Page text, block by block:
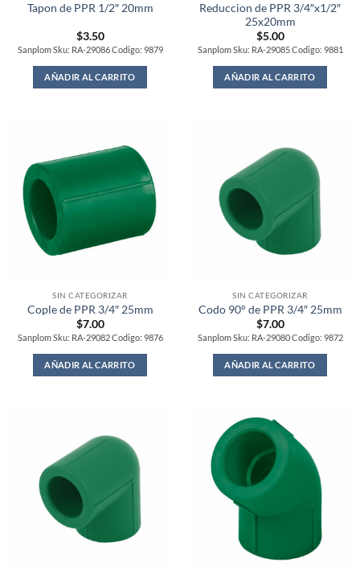
Tapon de PPR 1/2″ 20mm
$3.50
Sanplom Sku: RA-29086 Codigo: 9879
AÑADIR AL CARRITO
Reduccion de PPR 3/4″x1/2″
25x20mm
$5.00
Sanplom Sku: RA-29085 Codigo: 9881
AÑADIR AL CARRITO
SIN CATEGORIZAR
Cople de PPR 3/4″ 25mm
$7.00
Sanplom Sku: RA-29082 Codigo: 9876
AÑADIR AL CARRITO
SIN CATEGORIZAR
Codo 90° de PPR 3/4″ 25mm
$7.00
Sanplom Sku: RA-29080 Codigo: 9872
AÑADIR AL CARRITO